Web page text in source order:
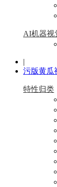
AI机器视
|
污版黄瓜
特性归类